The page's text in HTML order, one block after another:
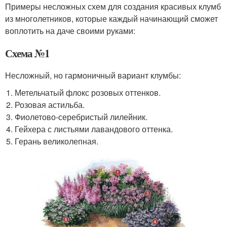
Примеры несложных схем для создания красивых клумб
из многолетников, которые каждый начинающий сможет
воплотить на даче своими руками:
Схема №1
Несложный, но гармоничный вариант клумбы:
Метельчатый флокс розовых оттенков.
Розовая астильба.
Фиолетово-серебристый лилейник.
Гейхера с листьями лавандового оттенка.
Герань великолепная.